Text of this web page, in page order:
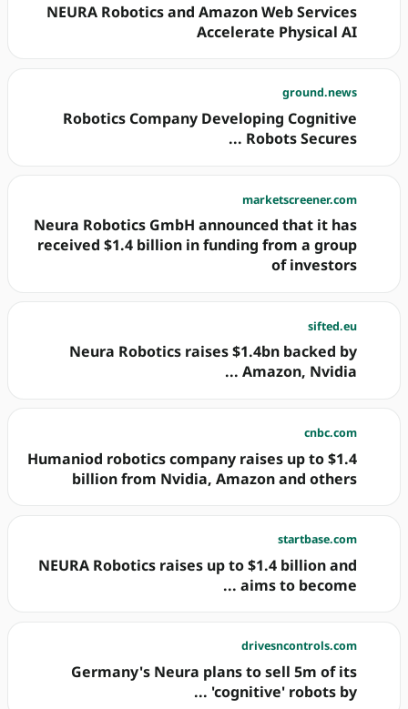
NEURA Robotics and Amazon Web Services
Accelerate Physical AI
ground.news
Robotics Company Developing Cognitive
Robots Secures ...
marketscreener.com
Neura Robotics GmbH announced that it has
received $1.4 billion in funding from a group
of investors
sifted.eu
Neura Robotics raises $1.4bn backed by
Amazon, Nvidia ...
cnbc.com
Humaniod robotics company raises up to $1.4
billion from Nvidia, Amazon and others
startbase.com
NEURA Robotics raises up to $1.4 billion and
aims to become ...
drivesncontrols.com
Germany's Neura plans to sell 5m of its
'cognitive' robots by ...